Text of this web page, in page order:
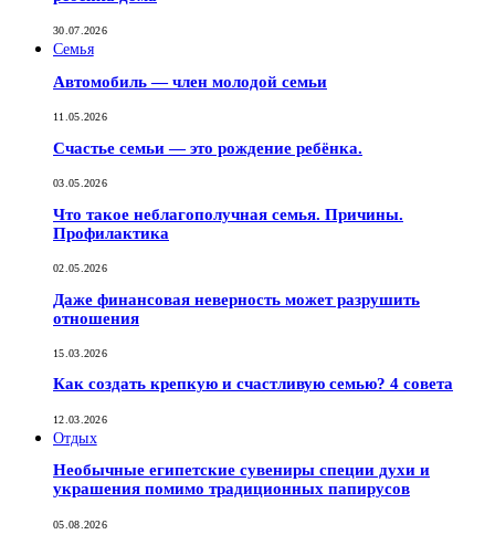
30.07.2026
Семья
Автомобиль — член молодой семьи
11.05.2026
Счастье семьи — это рождение ребёнка.
03.05.2026
Что такое неблагополучная семья. Причины.
Профилактика
02.05.2026
Даже финансовая неверность может разрушить
отношения
15.03.2026
Как создать крепкую и счастливую семью? 4 совета
12.03.2026
Отдых
Необычные египетские сувениры специи духи и
украшения помимо традиционных папирусов
05.08.2026